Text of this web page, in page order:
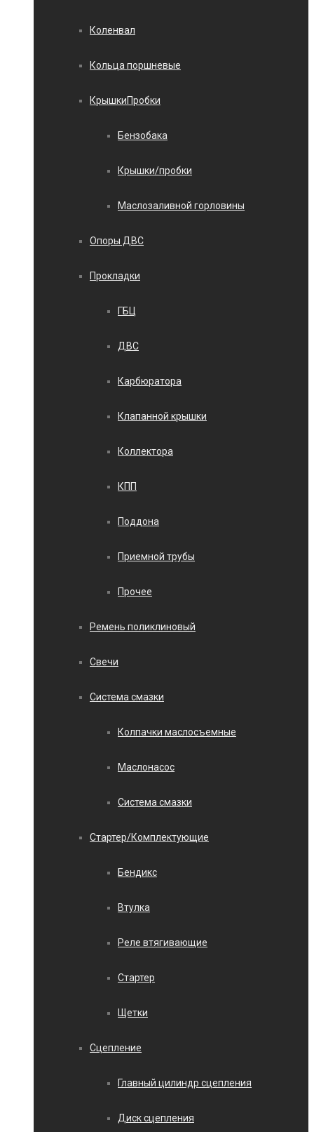
Коленвал
Кольца поршневые
КрышкиПробки
Бензобака
Крышки/пробки
Маслозаливной горловины
Опоры ДВС
Прокладки
ГБЦ
ДВС
Карбюратора
Клапанной крышки
Коллектора
КПП
Поддона
Приемной трубы
Прочее
Ремень поликлиновый
Свечи
Система смазки
Колпачки маслосъемные
Маслонасос
Система смазки
Стартер/Комплектующие
Бендикс
Втулка
Реле втягивающие
Стартер
Щетки
Сцепление
Главный цилиндр сцепления
Диск сцепления